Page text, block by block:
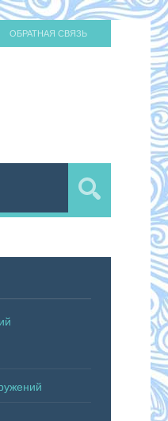
ОБРАТНАЯ СВЯЗЬ